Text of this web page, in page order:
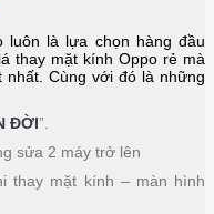
luôn là lựa chọn hàng đầu
thay mặt kính Oppo rẻ mà
Cùng với đó là những
ĐỜI”.
sửa 2 máy trở lên
thay mặt kính – màn hình